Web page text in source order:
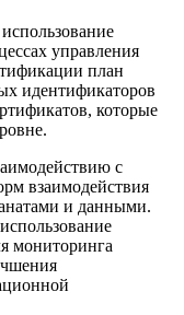
управления
план
идентификаторов
которые
с
взаимодействия
и данными.
мониторинга